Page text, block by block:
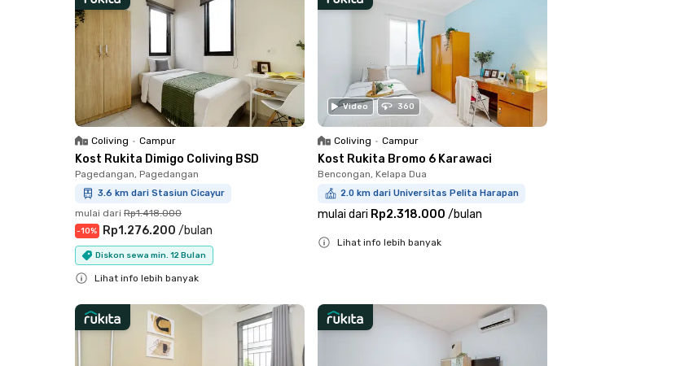
Coliving • Campur
Kost Rukita Dimigo Coliving BSD
Pagedangan, Pagedangan
3.6 km dari Stasiun Cicayur
mulai dari Rp1.418.000
-10% Rp1.276.200 /bulan
Diskon sewa min. 12 Bulan
Lihat info lebih banyak
Video 360
Coliving • Campur
Kost Rukita Bromo 6 Karawaci
Bencongan, Kelapa Dua
2.0 km dari Universitas Pelita Harapan
mulai dari Rp2.318.000 /bulan
Lihat info lebih banyak